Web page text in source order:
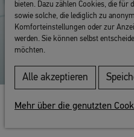
Zurück zur Liste
bieten. Dazu zählen Cookies, die für
sowie solche, die lediglich zu
Komforteinstellungen oder zur
werden. Sie können selbst
möchten.
Alle akzeptieren
Mehr über die genutzten